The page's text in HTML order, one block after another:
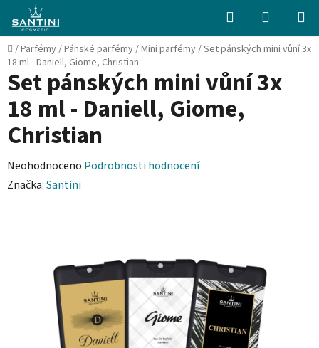
obsah
Hledat
KOŠÍK
Domů
/Parfémy/Pánské parfémy/Mini parfémy/Set pánských mini vůní 3x
18 ml - Daniell, Giome, Christian
Set pánských mini vůní 3x
18 ml - Daniell, Giome,
Christian
Průměrné
hodnocení
hvězdiček.
Neohodnoceno Podrobnosti hodnocení
Značka:Santini